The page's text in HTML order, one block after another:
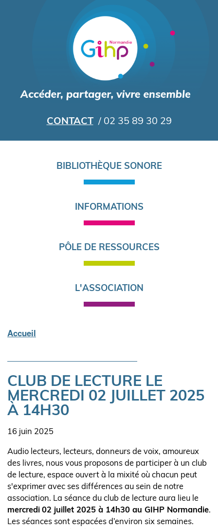
au
contenu
principal
CONTACT / 02 35 89 30 29
BIBLIOTHÈQUE SONORE
INFORMATIONS
PÔLE DE RESSOURCES
L'ASSOCIATION
Accueil
CLUB DE LECTURE LE
MERCREDI 02 JUILLET 2025
À 14H30
Date
16 juin 2025
Body
Audio lecteurs, lecteurs, donneurs de voix, amoureux
des livres, nous vous proposons de participer à un club
de lecture, espace ouvert à la mixité où chacun peut
s'exprimer avec ses différences au sein de notre
association. La séance du club de lecture aura lieu le
mercredi 02 juillet 2025 à 14h30 au GIHP Normandie.
Les séances sont espacées d’environ six semaines.